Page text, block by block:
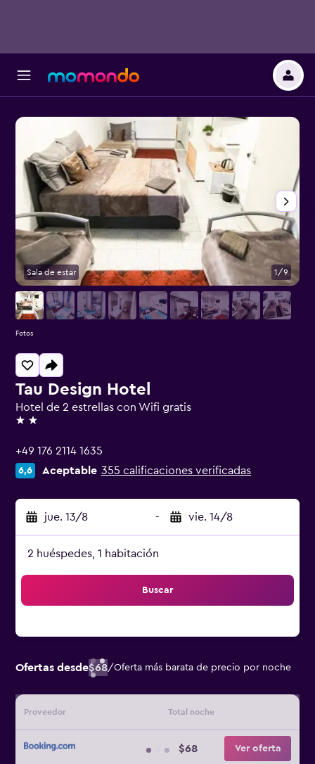
Tau Design Hotel
Hotel de 2 estrellas con Wifi gratis
2 estrellas
+49 176 2114 1635
6,6 Aceptable 355 calificaciones verificadas
jue. 13/8 - vie. 14/8
2 huéspedes, 1 habitación
Buscar
Ofertas desde$68/Oferta más barata de precio por noche
Proveedor Total noche
$68 Ver oferta
Sala de estar 1/9
Fotos